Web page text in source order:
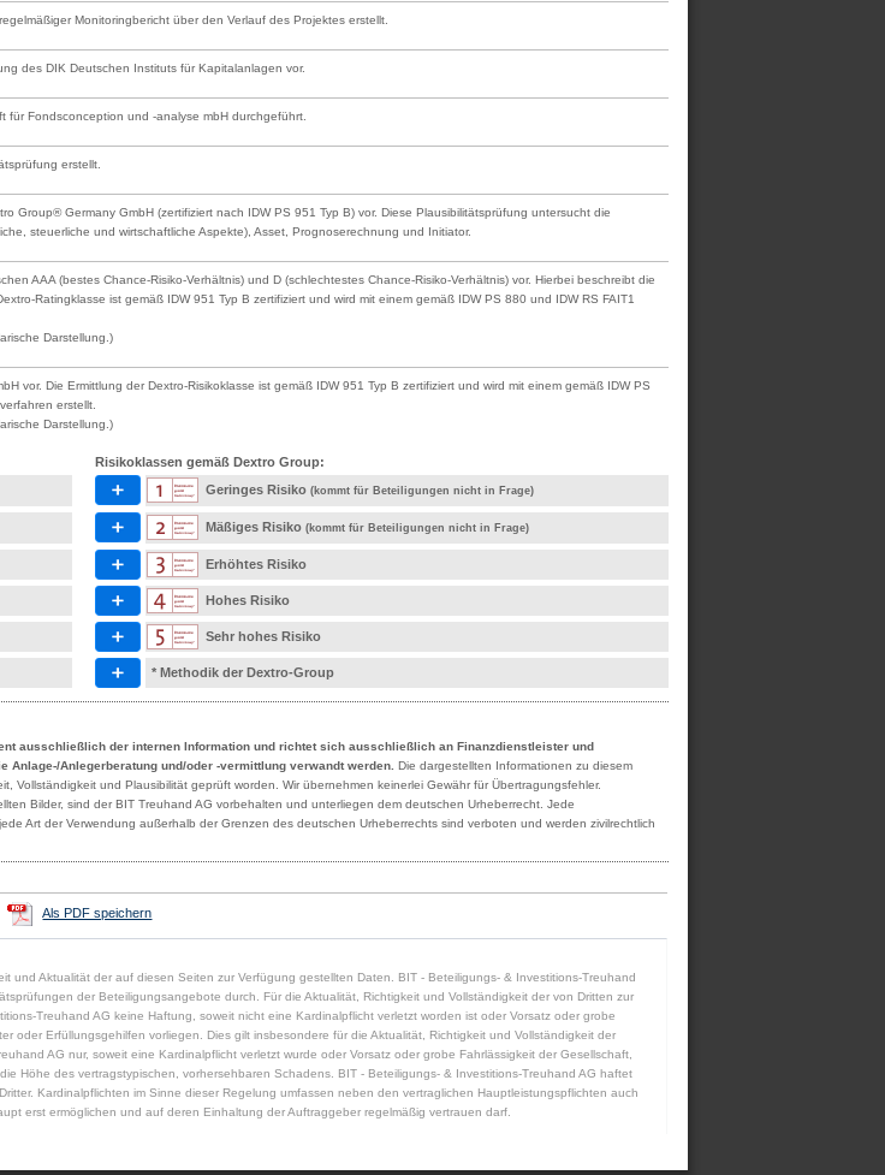
Monitoringbericht über den Verlauf des Projektes erstellt.
des DIK Deutschen Instituts für Kapitalanlagen vor.
Fondsconception und -analyse mbH durchgeführt.
erstellt.
Group® Germany GmbH (zertifiziert nach IDW PS 951 Typ B) vor. Diese Plausibilitätsprüfung untersucht die
steuerliche und wirtschaftliche Aspekte), Asset, Prognoserechnung und Initiator.
AAA (bestes Chance-Risiko-Verhältnis) und D (schlechtestes Chance-Risiko-Verhältnis) vor. Hierbei beschreibt die
Ratingklasse ist gemäß IDW 951 Typ B zertifiziert und wird mit einem gemäß IDW PS 880 und IDW RS FAIT1
Darstellung.)
vor. Die Ermittlung der Dextro-Risikoklasse ist gemäß IDW 951 Typ B zertifiziert und wird mit einem gemäß IDW PS
erstellt.
Darstellung.)
Risikoklassen gemäß Dextro Group:
Geringes Risiko(kommt für Beteiligungen nicht in Frage)
Mäßiges Risiko(kommt für Beteiligungen nicht in Frage)
Erhöhtes Risiko
Hohes Risiko
Sehr hohes Risiko
* Methodik der Dextro-Group
ausschließlich der internen Information und richtet sich ausschließlich an Finanzdienstleister und
Anlegerberatung und/oder -vermittlung verwandt werden. Die dargestellten Informationen zu diesem
und Plausibilität geprüft worden. Wir übernehmen keinerlei Gewähr für Übertragungsfehler.
Bilder, sind der BIT Treuhand AG vorbehalten und unterliegen dem deutschen Urheberrecht. Jede
Art der Verwendung außerhalb der Grenzen des deutschen Urheberrechts sind verboten und werden zivilrechtlich
Als PDF speichern
und Aktualität der auf diesen Seiten zur Verfügung gestellten Daten. BIT - Beteiligungs- & Investitions-Treuhand
der Beteiligungsangebote durch. Für die Aktualität, Richtigkeit und Vollständigkeit der von Dritten zur
Treuhand AG keine Haftung, soweit nicht eine Kardinalpflicht verletzt worden ist oder Vorsatz oder grobe
oder Erfüllungsgehilfen vorliegen. Dies gilt insbesondere für die Aktualität, Richtigkeit und Vollständigkeit der
AG nur, soweit eine Kardinalpflicht verletzt wurde oder Vorsatz oder grobe Fahrlässigkeit der Gesellschaft,
Höhe des vertragstypischen, vorhersehbaren Schadens. BIT - Beteiligungs- & Investitions-Treuhand AG haftet
Kardinalpflichten im Sinne dieser Regelung umfassen neben den vertraglichen Hauptleistungspflichten auch
erst ermöglichen und auf deren Einhaltung der Auftraggeber regelmäßig vertrauen darf.